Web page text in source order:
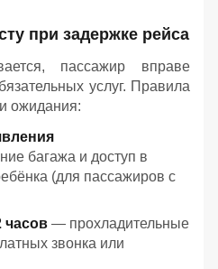
при задержке рейса
пассажир вправе
услуг. Правила
ожидания:
багажа и доступ в
(для пассажиров с
часов — прохладительные
звонка или